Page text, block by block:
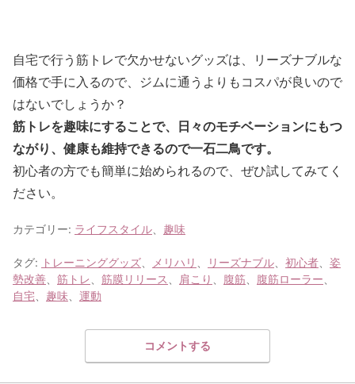
自宅で行う筋トレで欠かせないグッズは、リーズナブルな
価格で手に入るので、ジムに通うよりもコスパが良いので
はないでしょうか？
筋トレを趣味にすることで、日々のモチベーションにもつ
ながり、健康も維持できるので一石二鳥です。
初心者の方でも簡単に始められるので、ぜひ試してみてく
ださい。
カテゴリー: ライフスタイル 趣味
タグ: トレーニンググッズ メリハリ リーズナブル 初心者
姿
勢改善
筋トレ 筋膜リリース 肩こり 腹筋 腹筋ローラー
自宅
趣味 運動
コメントする